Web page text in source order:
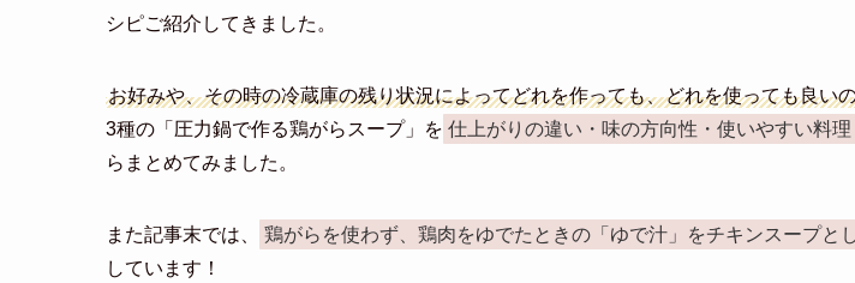
シピご紹介してきました。
お好みや、その時の冷蔵庫の残り状況によってどれを作っても、どれを使っても良い
3種の「圧力鍋で作る鶏がらスープ」を 仕上がりの違い・味の方向性・使いやすい料理
らまとめてみました。
また記事末では、 鶏がらを使わず、鶏肉をゆでたときの「ゆで汁」をチキンスープと
しています！